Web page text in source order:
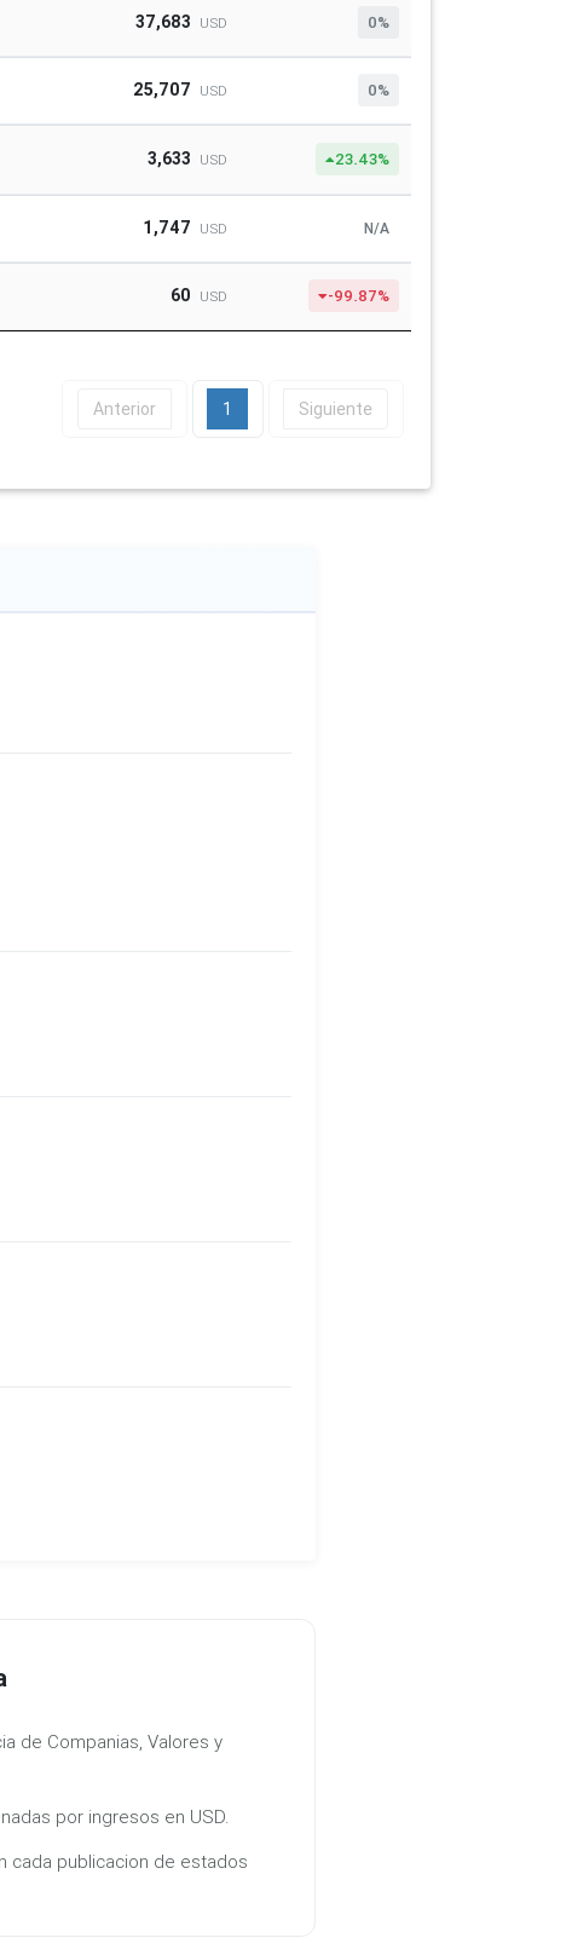
37,683 USD 0%
25,707 USD 0%
3,633 USD 23.43%
1,747 USD N/A
60 USD -99.87%
Anterior 1 Siguiente
de Companias, Valores y
por ingresos en USD.
cada publicacion de estados